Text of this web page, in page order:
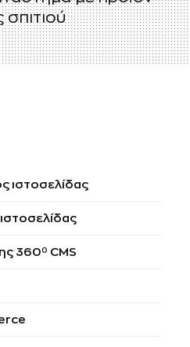
σπιτιού
ιστοσελίδας
360⁰ CMS